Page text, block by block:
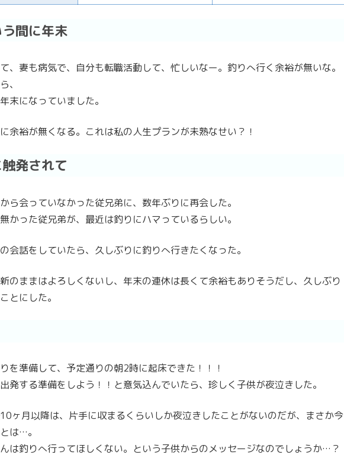
間に年末
、妻も病気で、自分も転職活動して、忙しいなー。釣りへ行く余裕が無いな。
、
末になっていました。
余裕が無くなる。これは私の人生プランが未熟なせい？！
発されて
ら会っていなかった従兄弟に、数年ぶりに再会した。
かった従兄弟が、最近は釣りにハマっているらしい。
会話をしていたら、久しぶりに釣りへ行きたくなった。
のままはよろしくないし、年末の連休は長くて余裕もありそうだし、久しぶり
とにした。
を準備して、予定通りの朝2時に起床できた！！！
発する準備をしよう！！と意気込んでいたら、珍しく子供が夜泣きした。
ヶ月以降は、片手に収まるくらいしか夜泣きしたことがないのだが、まさか今
は…。
は釣りへ行ってほしくない。という子供からのメッセージなのでしょうか…？